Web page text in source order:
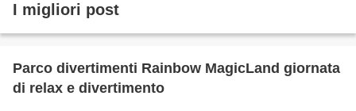
I migliori post
Parco divertimenti Rainbow MagicLand giornata
di relax e divertimento